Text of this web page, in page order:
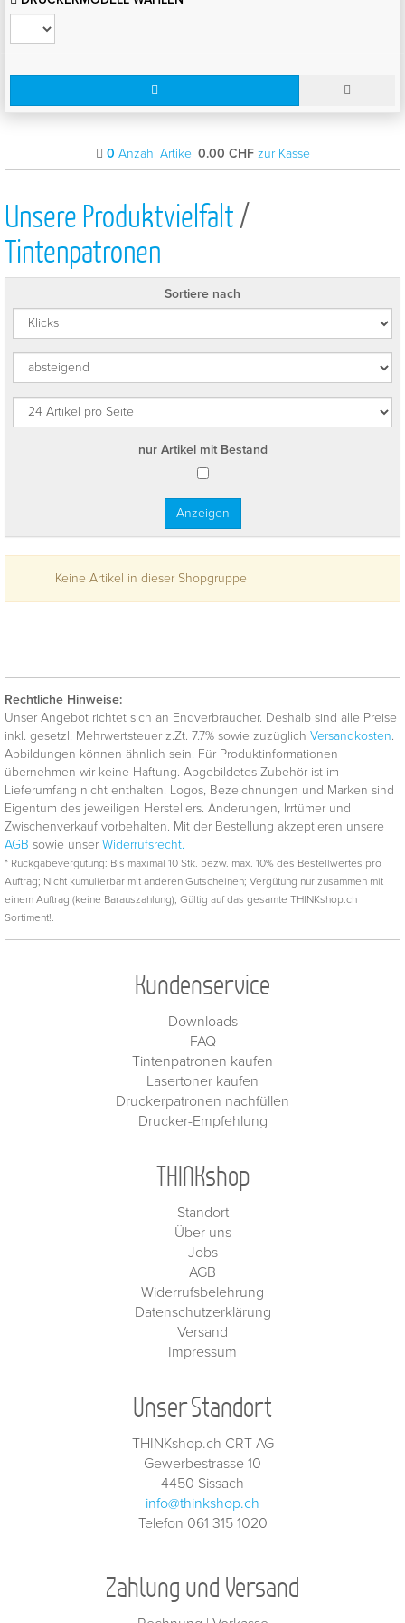
0 Anzahl Artikel 0.00 CHF zur Kasse
Unsere Produktvielfalt/
Tintenpatronen
Sortiere nach
nur Artikel mit Bestand
Keine Artikel in dieser Shopgruppe
Rechtliche Hinweise:
Unser Angebot richtet sich an Endverbraucher. Deshalb sind alle Preise
inkl. gesetzl. Mehrwertsteuer z.Zt. 7.7% sowie zuzüglich Versandkosten.
Abbildungen können ähnlich sein. Für Produktinformationen
übernehmen wir keine Haftung. Abgebildetes Zubehör ist im
Lieferumfang nicht enthalten. Logos, Bezeichnungen und Marken sind
Eigentum des jeweiligen Herstellers. Änderungen, Irrtümer und
Zwischenverkauf vorbehalten. Mit der Bestellung akzeptieren unsere
AGB sowie unser Widerrufsrecht.
* Rückgabevergütung: Bis maximal 10 Stk. bezw. max. 10% des Bestellwertes pro
Auftrag; Nicht kumulierbar mit anderen Gutscheinen; Vergütung nur zusammen mit
einem Auftrag (keine Barauszahlung); Gültig auf das gesamte THINKshop.ch
Sortiment!.
Kundenservice
Downloads
FAQ
Tintenpatronen kaufen
Lasertoner kaufen
Druckerpatronen nachfüllen
Drucker-Empfehlung
THINKshop
Standort
Über uns
Jobs
AGB
Widerrufsbelehrung
Datenschutzerklärung
Versand
Impressum
Unser Standort
THINKshop.ch CRT AG
Gewerbestrasse 10
4450 Sissach
info@thinkshop.ch
Telefon 061 315 1020
Zahlung und Versand